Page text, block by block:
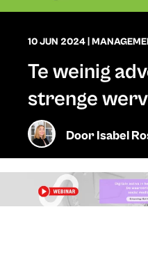
10 JUN 2024
Te weinig
strenge
DoorIsabel